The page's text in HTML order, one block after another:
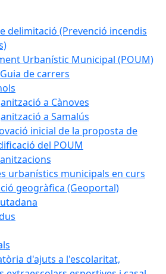
delimitació (Prevenció incendis
Urbanístic Municipal (POUM)
de carrers
a Cànoves
a Samalús
inicial de la proposta de
del POUM
urbanístics municipals en curs
geogràfica (Geoportal)
d'ajuts a l'escolaritat,